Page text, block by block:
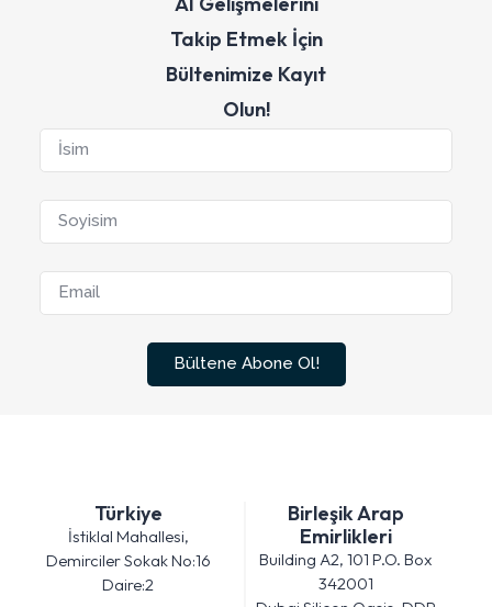
Takip Etmek İçin
Bültenimize Kayıt
Olun!
Bültene Abone Ol!
Türkiye
İstiklal Mahallesi,
Demirciler Sokak No:16
Daire:2
Birleşik Arap
Emirlikleri
Building A2, 101 P.O. Box
342001